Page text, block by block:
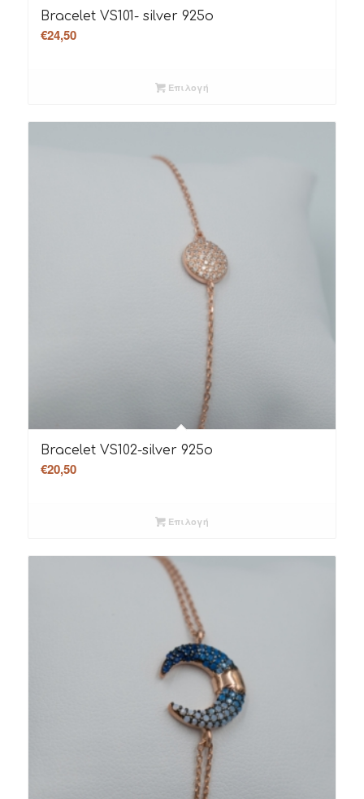
Bracelet VS101- silver 925o
€24,50
Επιλογή
Bracelet VS102-silver 925o
€20,50
Επιλογή